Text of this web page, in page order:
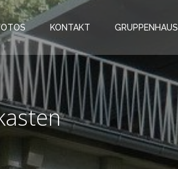
KONTAKT GRUPPENHAUS